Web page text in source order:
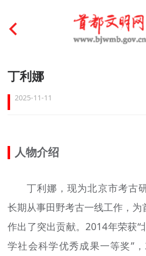
首页
文明创建
榜样人物
身边好人
文明评论
丁利娜
2025-11-11
人物介绍
丁利娜，现为北京市考古
长期从事田野考古一线工作，为
作出了突出贡献。2014年荣获“
学社会科学优秀成果一等奖”